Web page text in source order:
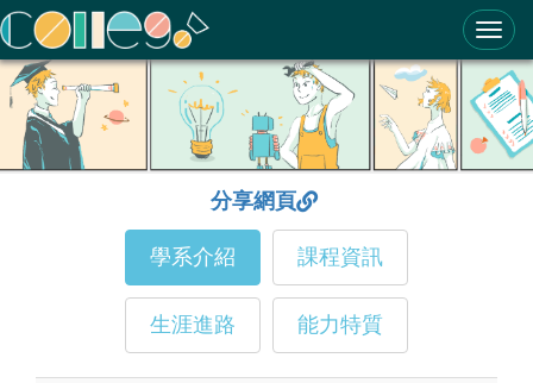
ColleGo! 大學選才與高中育才輔助系統
分享網頁
學系介紹 課程資訊
生涯進路 能力特質